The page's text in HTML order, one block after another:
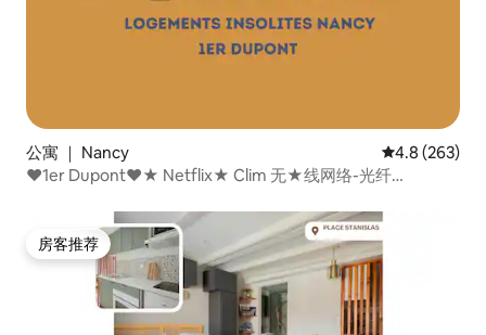
公寓 ｜ Nancy 平均评分 4.8
4.8 (263)
♥1er Dupont♥★ Netflix★ Clim 无★线网络-光纤
房客推荐
房客推荐